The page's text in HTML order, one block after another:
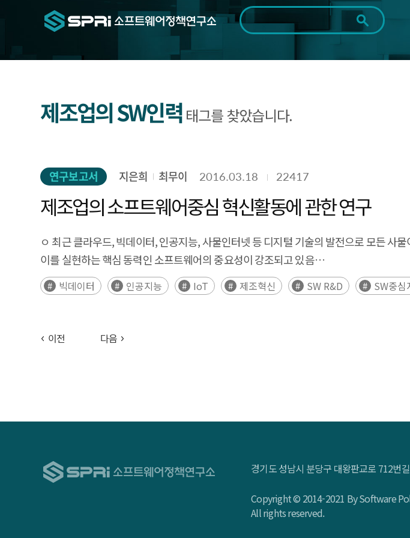
기간 전체 1일 1주 1개월 3개월 1년
제조업의 SW인력 태그를 찾았습니다.
연구보고서 지은희 최무이 2016.03.18 22417
제조업의 소프트웨어중심 혁신활동에 관한 연구
ㅇ 최근 클라우드, 빅데이터, 인공지능, 사물인터넷 등 디지털 기술의 발전으로 모든 사
이를 실현하는 핵심 동력인 소프트웨어의 중요성이 강조되고 있음
ㅇ 본 연구는 전통산업에서의 소프트웨어 기반 혁신활동의 실태를 파악하기 위하여
빅데이터 인공지능 IoT 제조혁신 SW R&D SW중심
이전 다음
경기도 성남시 분당구 대왕판교로 712
Copyright © 2014-2021 By Software
All rights reserved.